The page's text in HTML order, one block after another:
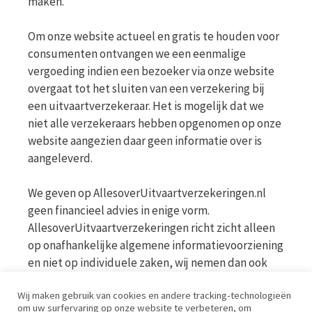
Om onze website actueel en gratis te houden voor
consumenten ontvangen we een eenmalige
vergoeding indien een bezoeker via onze website
overgaat tot het sluiten van een verzekering bij
een uitvaartverzekeraar. Het is mogelijk dat we
niet alle verzekeraars hebben opgenomen op onze
website aangezien daar geen informatie over is
aangeleverd.
We geven op AllesoverUitvaartverzekeringen.nl
geen financieel advies in enige vorm.
AllesoverUitvaartverzekeringen richt zicht alleen
op onafhankelijke algemene informatievoorziening
en niet op individuele zaken, wij nemen dan ook
voor meer informatie op de website van de AFM
Wij maken gebruik van cookies en andere tracking-technologieën
om uw surfervaring op onze website te verbeteren, om